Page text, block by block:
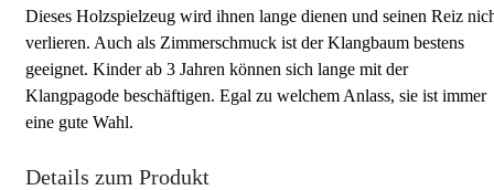
Dieses Holzspielzeug wird ihnen lange dienen und seinen Reiz
verlieren. Auch als Zimmerschmuck ist der Klangbaum bestens
geeignet. Kinder ab 3 Jahren können sich lange mit der
Klangpagode beschäftigen. Egal zu welchem Anlass, sie ist immer
eine gute Wahl.
Details zum Produkt